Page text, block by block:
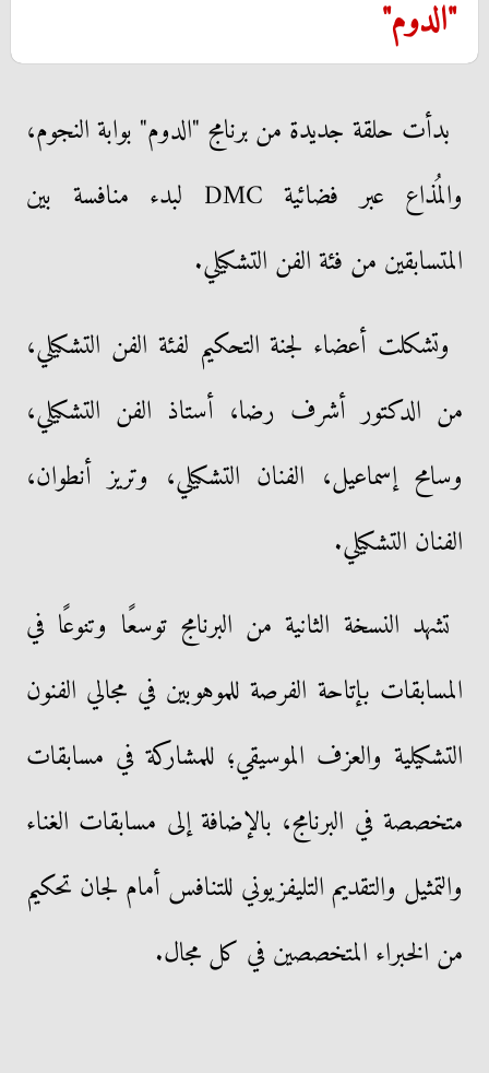
"الدوم"
بدأت حلقة جديدة من برنامج "الدوم" بوابة النجوم،
والمُذاع عبر فضائية DMC لبدء منافسة بين
المتسابقين من فئة الفن التشكيلي.
وتشكلت أعضاء لجنة التحكيم لفئة الفن التشكيلي،
من الدكتور أشرف رضا، أستاذ الفن التشكيلي،
وسامح إسماعيل، الفنان التشكيلي، وتريز أنطوان،
الفنان التشكيلي.
تشهد النسخة الثانية من البرنامج توسعًا وتنوعًا في
المسابقات بإتاحة الفرصة للموهوبين في مجالي الفنون
التشكيلية والعزف الموسيقي؛ للمشاركة في مسابقات
متخصصة في البرنامج، بالإضافة إلى مسابقات الغناء
والتمثيل والتقديم التليفزيوني للتنافس أمام لجان تحكيم
من الخبراء المتخصصين في كل مجال.